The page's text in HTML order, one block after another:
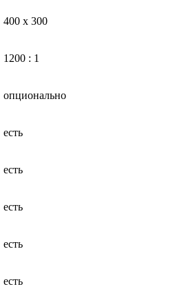
400 x 300
1200 : 1
опционально
есть
есть
есть
есть
есть